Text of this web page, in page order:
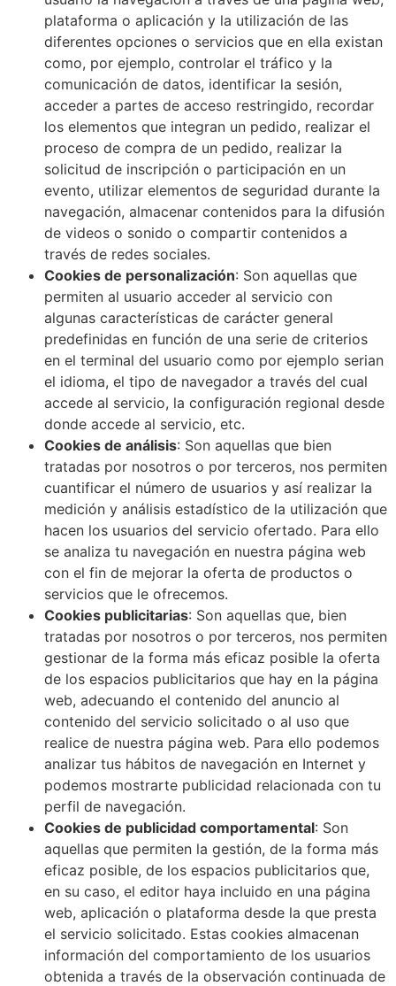
plataforma o aplicación y la utilización de las
diferentes opciones o servicios que en ella existan
como, por ejemplo, controlar el tráfico y la
comunicación de datos, identificar la sesión,
acceder a partes de acceso restringido, recordar
los elementos que integran un pedido, realizar el
proceso de compra de un pedido, realizar la
solicitud de inscripción o participación en un
evento, utilizar elementos de seguridad durante la
navegación, almacenar contenidos para la difusión
de videos o sonido o compartir contenidos a
través de redes sociales.
Cookies de personalización: Son aquellas que
permiten al usuario acceder al servicio con
algunas características de carácter general
predefinidas en función de una serie de criterios
en el terminal del usuario como por ejemplo serian
el idioma, el tipo de navegador a través del cual
accede al servicio, la configuración regional desde
donde accede al servicio, etc.
Cookies de análisis: Son aquellas que bien
tratadas por nosotros o por terceros, nos permiten
cuantificar el número de usuarios y así realizar la
medición y análisis estadístico de la utilización que
hacen los usuarios del servicio ofertado. Para ello
se analiza tu navegación en nuestra página web
con el fin de mejorar la oferta de productos o
servicios que le ofrecemos.
Cookies publicitarias: Son aquellas que, bien
tratadas por nosotros o por terceros, nos permiten
gestionar de la forma más eficaz posible la oferta
de los espacios publicitarios que hay en la página
web, adecuando el contenido del anuncio al
contenido del servicio solicitado o al uso que
realice de nuestra página web. Para ello podemos
analizar tus hábitos de navegación en Internet y
podemos mostrarte publicidad relacionada con tu
perfil de navegación.
Cookies de publicidad comportamental: Son
aquellas que permiten la gestión, de la forma más
eficaz posible, de los espacios publicitarios que,
en su caso, el editor haya incluido en una página
web, aplicación o plataforma desde la que presta
el servicio solicitado. Estas cookies almacenan
información del comportamiento de los usuarios
obtenida a través de la observación continuada de